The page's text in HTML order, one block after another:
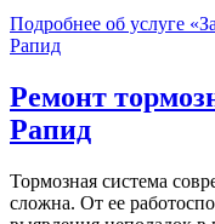
Подробнее об услуге
Рапид
Ремонт
Рапид
Тормозная система
сложна. От ее